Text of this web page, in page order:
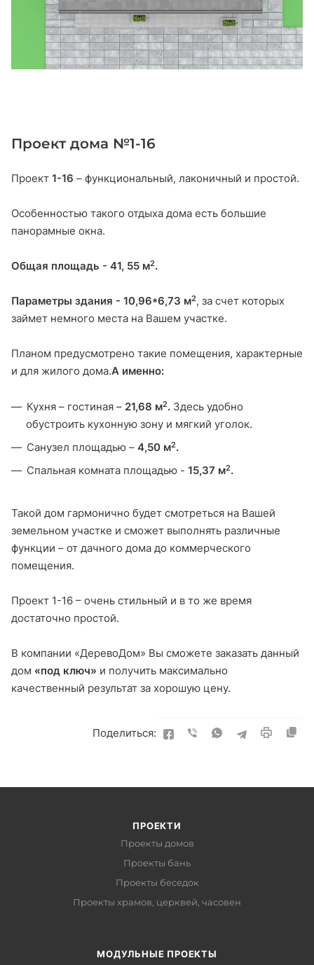
Проект дома №1-16
Проект 1-16 – функциональный, лаконичный и простой.
Особенностью такого отдыха дома есть большие
панорамные окна.
Общая площадь - 41, 55 м2.
Параметры здания - 10,96*6,73 м2, за счет которых
займет немного места на Вашем участке.
Планом предусмотрено такие помещения, характерные
и для жилого дома.А именно:
Кухня – гостиная – 21,68 м2. Здесь удобно
обустроить кухонную зону и мягкий уголок.
Санузел площадью – 4,50 м2.
Спальная комната площадью - 15,37 м2.
Такой дом гармонично будет смотреться на Вашей
земельном участке и сможет выполнять различные
функции – от дачного дома до коммерческого
помещения.
Проект 1-16 – очень стильный и в то же время
достаточно простой.
В компании «ДеревоДом» Вы сможете заказать данный
дом «под ключ» и получить максимально
качественный результат за хорошую цену.
Поделиться:
ПРОЕКТИ
Проекты домов
Проекты бань
Проекты беседок
Проекты храмов, церквей, часовен
МОДУЛЬНЫЕ ПРОЕКТЫ